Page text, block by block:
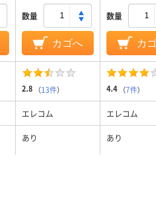
数量
カゴへ
数量
カ
2.8 （13件） 4.4 （7件）
エレコム エレコム
あり あり